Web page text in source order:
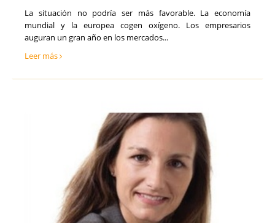
​La situación no podría ser más favorable. La economía
mundial y la europea cogen oxígeno. Los empresarios
auguran un gran año en los mercados...
Leer más